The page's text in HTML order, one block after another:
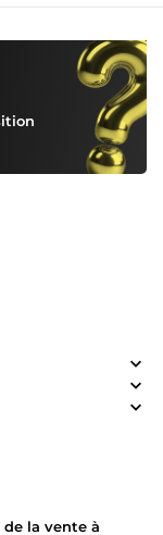
la vente à